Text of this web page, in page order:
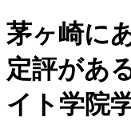
茅ヶ崎に
定評があ
イト学院